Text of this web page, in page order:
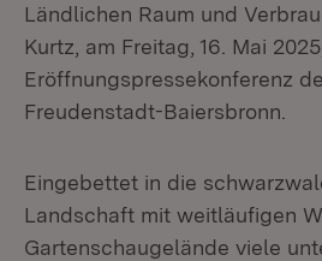
Ländlichen Raum und
Kurtz, am Freitag, 16. Mai
Eröffnungspressekonferenz
Freudenstadt-Baiersbronn.
Eingebettet in die
Landschaft mit weitläufigen
Gartenschaugelände viele